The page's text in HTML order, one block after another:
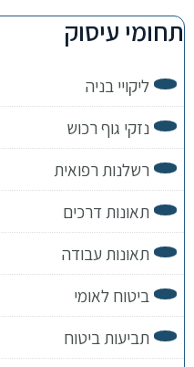
תחומי עיסוק
ליקויי בניה
נזקי גוף רכוש
רשלנות רפואית
תאונות דרכים
תאונות עבודה
ביטוח לאומי
תביעות ביטוח